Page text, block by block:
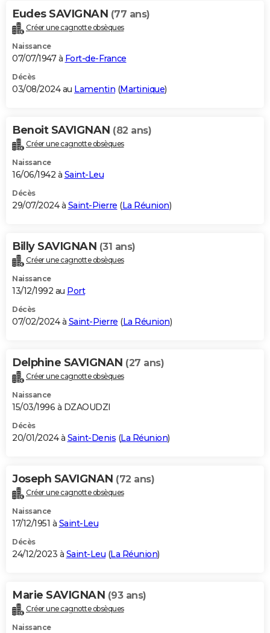
Eudes SAVIGNAN (77 ans)
Créer une cagnotte obsèques
Naissance
07/07/1947 à Fort-de-France
Décès
03/08/2024 au Lamentin (Martinique)
Benoit SAVIGNAN (82 ans)
Créer une cagnotte obsèques
Naissance
16/06/1942 à Saint-Leu
Décès
29/07/2024 à Saint-Pierre (La Réunion)
Billy SAVIGNAN (31 ans)
Créer une cagnotte obsèques
Naissance
13/12/1992 au Port
Décès
07/02/2024 à Saint-Pierre (La Réunion)
Delphine SAVIGNAN (27 ans)
Créer une cagnotte obsèques
Naissance
15/03/1996 à DZAOUDZI
Décès
20/01/2024 à Saint-Denis (La Réunion)
Joseph SAVIGNAN (72 ans)
Créer une cagnotte obsèques
Naissance
17/12/1951 à Saint-Leu
Décès
24/12/2023 à Saint-Leu (La Réunion)
Marie SAVIGNAN (93 ans)
Créer une cagnotte obsèques
Naissance